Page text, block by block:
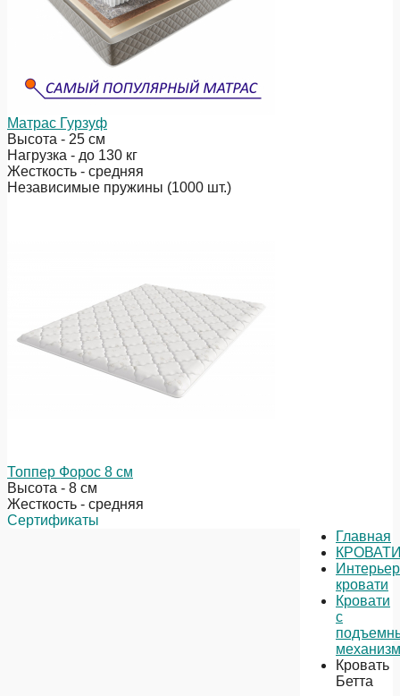
Матрас Гурзуф
Высота - 25 см
Нагрузка - до 130 кг
Жесткость - средняя
Независимые пружины (1000 шт.)
Топпер Форос 8 см
Высота - 8 см
Жесткость - средняя
Сертификаты
Главная
кровати
Кровати
с
Кровать
Бетта